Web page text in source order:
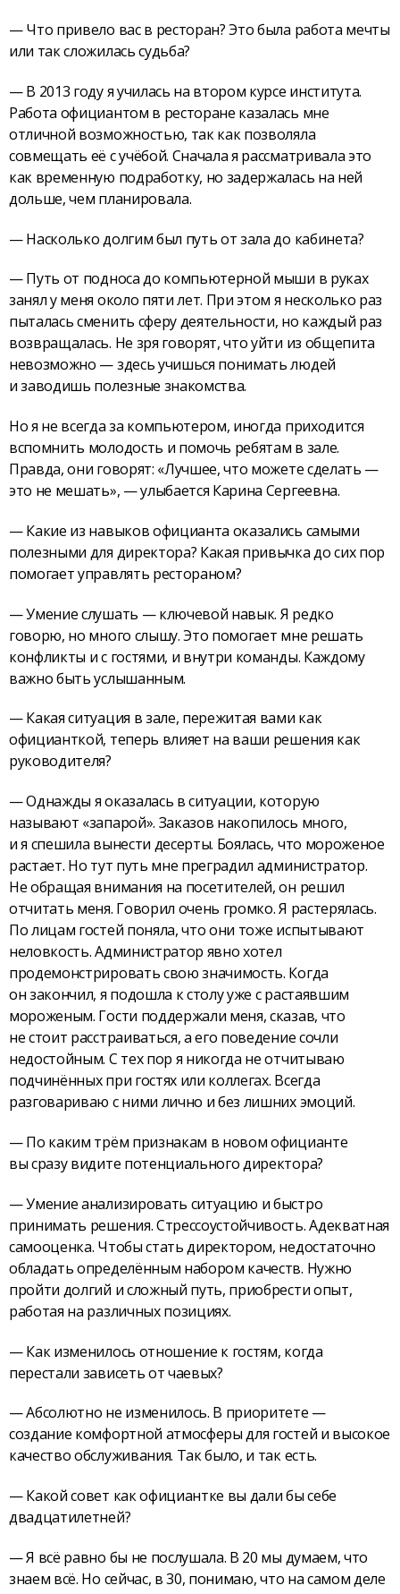
— Что привело вас в ресторан? Это была работа мечты
или так сложилась судьба?
— В 2013 году я училась на втором курсе института.
Работа официантом в ресторане казалась мне
отличной возможностью, так как позволяла
совмещать её с учёбой. Сначала я рассматривала это
как временную подработку, но задержалась на ней
дольше, чем планировала.
— Насколько долгим был путь от зала до кабинета?
— Путь от подноса до компьютерной мыши в руках
занял у меня около пяти лет. При этом я несколько раз
пыталась сменить сферу деятельности, но каждый раз
возвращалась. Не зря говорят, что уйти из общепита
невозможно — здесь учишься понимать людей
и заводишь полезные знакомства.
Но я не всегда за компьютером, иногда приходится
вспомнить молодость и помочь ребятам в зале.
Правда, они говорят: «Лучшее, что можете сделать —
это не мешать», — улыбается Карина Сергеевна.
— Какие из навыков официанта оказались самыми
полезными для директора? Какая привычка до сих пор
помогает управлять рестораном?
— Умение слушать — ключевой навык. Я редко
говорю, но много слышу. Это помогает мне решать
конфликты и с гостями, и внутри команды. Каждому
важно быть услышанным.
— Какая ситуация в зале, пережитая вами как
официанткой, теперь влияет на ваши решения как
руководителя?
— Однажды я оказалась в ситуации, которую
называют «запарой». Заказов накопилось много,
и я спешила вынести десерты. Боялась, что мороженое
растает. Но тут путь мне преградил администратор.
Не обращая внимания на посетителей, он решил
отчитать меня. Говорил очень громко. Я растерялась.
По лицам гостей поняла, что они тоже испытывают
неловкость. Администратор явно хотел
продемонстрировать свою значимость. Когда
он закончил, я подошла к столу уже с растаявшим
мороженым. Гости поддержали меня, сказав, что
не стоит расстраиваться, а его поведение сочли
недостойным. С тех пор я никогда не отчитываю
подчинённых при гостях или коллегах. Всегда
разговариваю с ними лично и без лишних эмоций.
— По каким трём признакам в новом официанте
вы сразу видите потенциального директора?
— Умение анализировать ситуацию и быстро
принимать решения. Стрессоустойчивость. Адекватная
самооценка. Чтобы стать директором, недостаточно
обладать определённым набором качеств. Нужно
пройти долгий и сложный путь, приобрести опыт,
работая на различных позициях.
— Как изменилось отношение к гостям, когда
перестали зависеть от чаевых?
— Абсолютно не изменилось. В приоритете —
создание комфортной атмосферы для гостей и высокое
качество обслуживания. Так было, и так есть.
— Какой совет как официантке вы дали бы себе
двадцатилетней?
— Я всё равно бы не послушала. В 20 мы думаем, что
знаем всё. Но сейчас, в 30, понимаю, что на самом деле